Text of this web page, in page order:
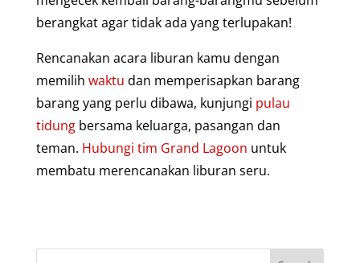
berangkat agar tidak ada yang terlupakan!
Rencanakan acara liburan kamu dengan
memilih waktu dan memperisapkan barang
barang yang perlu dibawa, kunjungi pulau
tidungbersama keluarga, pasangan dan
teman. Hubungi tim Grand Lagoon untuk
membatu merencanakan liburan seru.